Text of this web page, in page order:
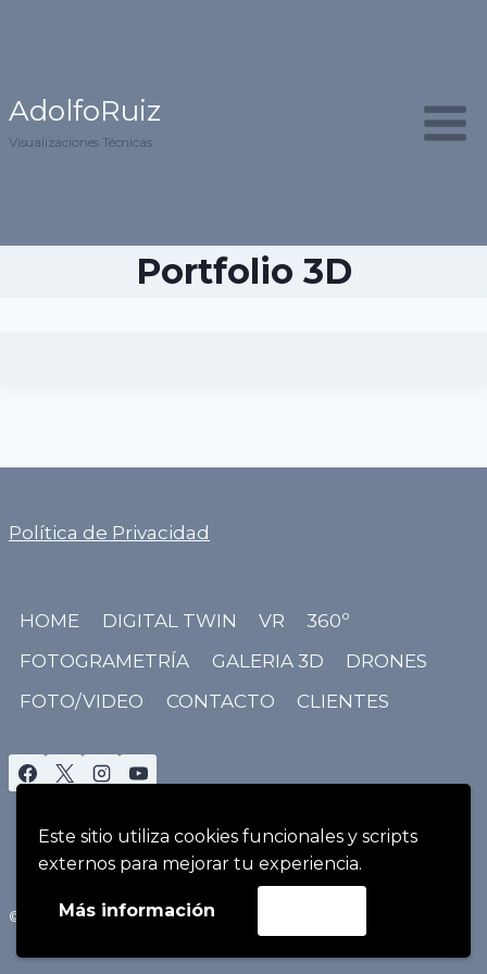
Este sitio utiliza cookies funcionales y scripts
externos para mejorar tu experiencia.
Más información
AdolfoRuiz
Visualizaciones Técnicas
Portfolio 3D
Política de Privacidad
HOME DIGITAL TWIN VR
360º
FOTOGRAMETRÍA
GALERIA 3D
DRONES
FOTO/VIDEO
CONTACTO CLIENTES
© 2026 AdolfoRuiz - Todos los Derechos Reservados